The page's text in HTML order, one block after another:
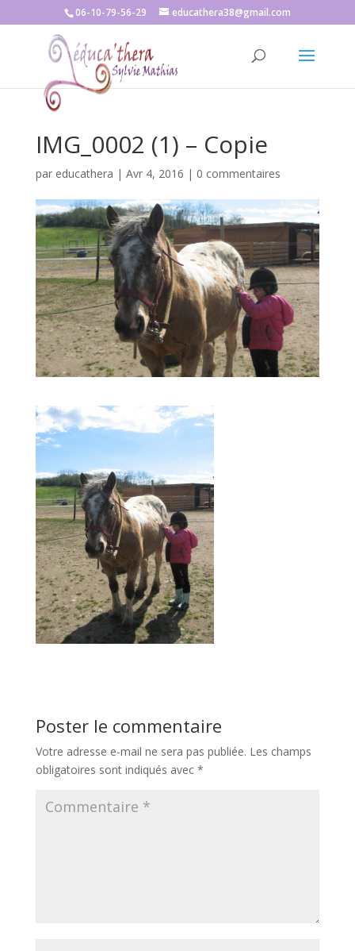
06-10-79-56-29 educathera38@gmail.com
IMG_0002 (1) – Copie
par educathera | Avr 4, 2016 | 0 commentaires
Poster le commentaire
Votre adresse e-mail ne sera pas publiée. Les champs
obligatoires sont indiqués avec *